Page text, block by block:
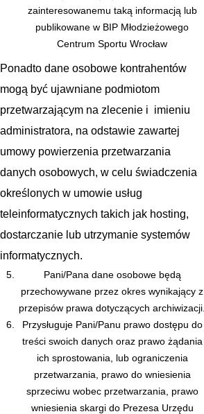
zainteresowanemu taką informacją lub
publikowane w BIP Młodzieżowego
Centrum Sportu Wrocław
Ponadto dane osobowe kontrahentów
mogą być ujawniane podmiotom
przetwarzającym na zlecenie i imieniu
administratora, na odstawie zawartej
umowy powierzenia przetwarzania
danych osobowych, w celu świadczenia
określonych w umowie usług
teleinformatycznych takich jak hosting,
dostarczanie lub utrzymanie systemów
informatycznych.
Pani/Pana dane osobowe będą
przechowywane przez okres wynikający z
przepisów prawa dotyczących archiwizacji.
Przysługuje Pani/Panu prawo dostępu do
treści swoich danych oraz prawo żądania
ich sprostowania, lub ograniczenia
przetwarzania, prawo do wniesienia
sprzeciwu wobec przetwarzania, prawo
wniesienia skargi do Prezesa Urzędu